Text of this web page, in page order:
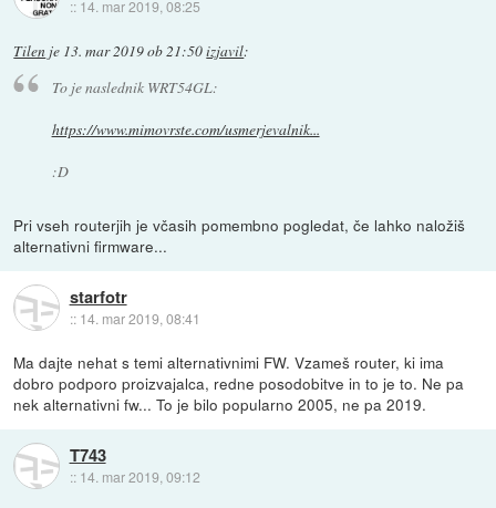
:: 14. mar 2019, 08:25
Tilen je 13. mar 2019 ob 21:50izjavil:
To je naslednik WRT54GL:
https://www.mimovrste.com/usmerjevalnik...
:D
Pri vseh routerjih je včasih pomembno pogledat, če lahko naložiš
alternativni firmware...
starfotr
:: 14. mar 2019, 08:41
Ma dajte nehat s temi alternativnimi FW. Vzameš router, ki ima
dobro podporo proizvajalca, redne posodobitve in to je to. Ne pa
nek alternativni fw... To je bilo popularno 2005, ne pa 2019.
T743
:: 14. mar 2019, 09:12